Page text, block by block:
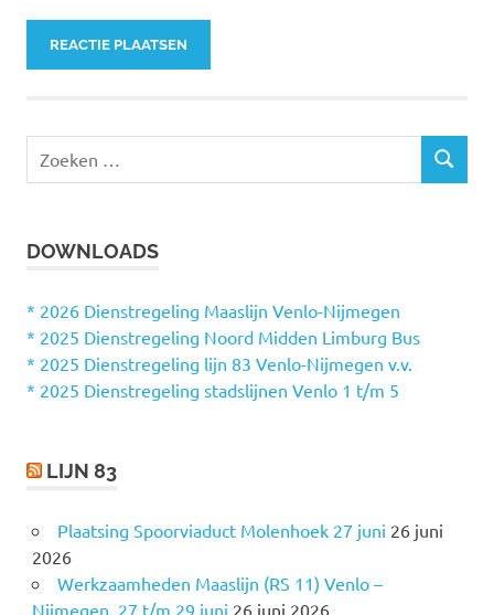
e
n
a
a
r
Z
DOWNLOADS
* 2026 Dienstregeling Maaslijn Venlo-Nijmegen
* 2025 Dienstregeling Noord Midden Limburg Bus
* 2025 Dienstregeling lijn 83 Venlo-Nijmegen v.v.
* 2025 Dienstregeling stadslijnen Venlo 1 t/m 5
LIJN 83
Plaatsing Spoorviaduct Molenhoek 27 juni 26 juni
2026
Werkzaamheden Maaslijn (RS 11) Venlo –
Nijmegen, 27 t/m 29 juni 26 juni 2026